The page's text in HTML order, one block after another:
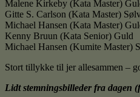
Malene Kirkeby (Kata Master)
Gitte S. Carlson (Kata Master)
Michael Hansen (Kata Master)
Kenny Bruun (Kata Senior) Guld
Michael Hansen (Kumite Master)
Stort tillykke til jer allesammen –
Lidt stemningsbilleder fra dagen